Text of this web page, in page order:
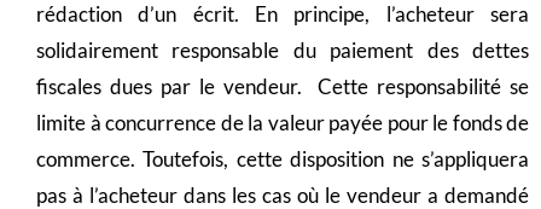
rédaction d’un écrit. En principe, l’acheteur sera
solidairement responsable du paiement des dettes
fiscales dues par le vendeur. Cette responsabilité se
limite à concurrence de la valeur payée pour le fonds de
commerce. Toutefois, cette disposition ne s’appliquera
pas à l’acheteur dans les cas où le vendeur a demandé